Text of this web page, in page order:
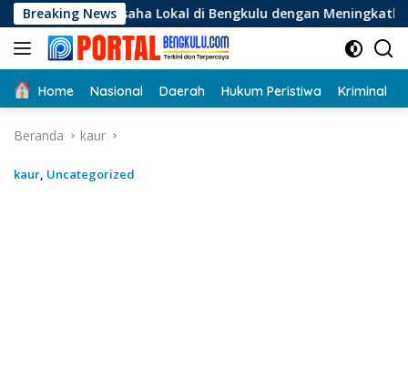
Langsung
ke
konten
Breaking News
Usaha Lokal di Bengkulu dengan Meningkatkan Ruang
Home Nasional Daerah Hukum Peristiwa Kriminal
Beranda kaur
kaur, Uncategorized